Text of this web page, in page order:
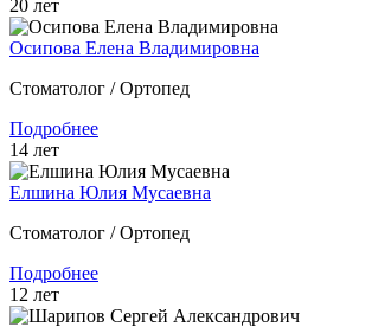
20 лет
Осипова Елена Владимировна
Стоматолог / Ортопед
Подробнее
14 лет
Елшина Юлия Мусаевна
Стоматолог / Ортопед
Подробнее
12 лет